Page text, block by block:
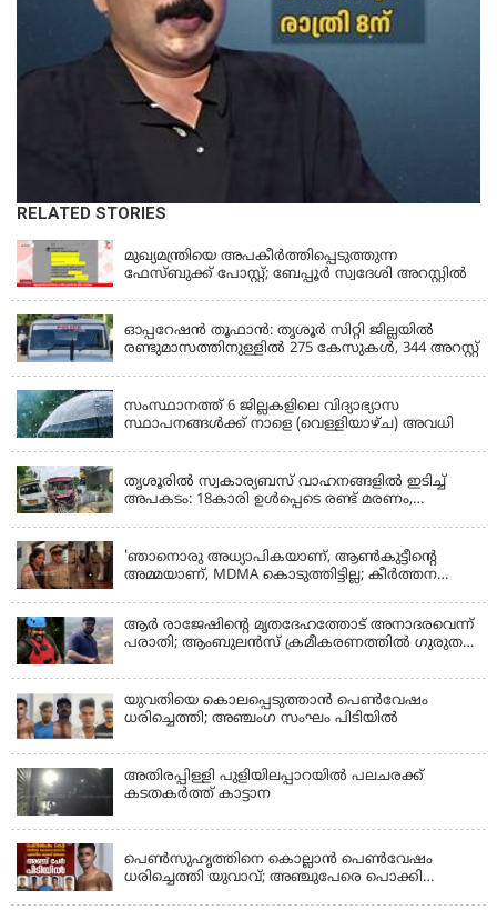
RELATED STORIES
KERALA
മുഖ്യമന്ത്രിയെ അപകീർത്തിപ്പെടുത്തുന്ന
ഫേസ്‌ബുക്ക് പോസ്റ്റ്; ബേപ്പൂർ സ്വദേശി അറസ്റ്റിൽ
ഓപ്പറേഷൻ തൂഫാൻ: തൃശൂർ സിറ്റി ജില്ലയിൽ
രണ്ടുമാസത്തിനുള്ളിൽ 275 കേസുകൾ, 344 അറസ്റ്റ്
സംസ്ഥാനത്ത് 6 ജില്ലകളിലെ വിദ്യാഭ്യാസ
സ്ഥാപനങ്ങൾക്ക് നാളെ (വെള്ളിയാഴ്ച) അവധി
തൃശൂരിൽ സ്വകാര്യബസ് വാഹനങ്ങളില്‍ ഇടിച്ച്
അപകടം: 18കാരി ഉൾപ്പെടെ രണ്ട് മരണം,
'ഞാനൊരു അധ്യാപികയാണ്, ആണ്‍കുട്ടീന്റെ
അമ്മയാണ്‌, MDMA കൊടുത്തിട്ടില്ല; കീർത്തന
ആര്‍ രാജേഷിന്റെ മൃതദേഹത്തോട് അനാദരവെന്ന്
പരാതി; ആംബുലന്‍സ് ക്രമീകരണത്തില്‍ ഗുരുതര
ഫ്രീസര്‍ സംവിധാനം ഇല്ലാതെയെന്നും ആരോപണം
യുവതിയെ കൊലപ്പെടുത്താൻ പെൺവേഷം
ധരിച്ചെത്തി; അഞ്ചംഗ സംഘം പിടിയിൽ
അതിരപ്പിള്ളി പുളിയിലപ്പാറയിൽ പലചരക്ക്
കടതകർത്ത് കാട്ടാന
പെണ്‍സുഹൃത്തിനെ കൊല്ലാന്‍ പെണ്‍വേഷം
ധരിച്ചെത്തി യുവാവ്; അഞ്ചുപേരെ പൊക്കി